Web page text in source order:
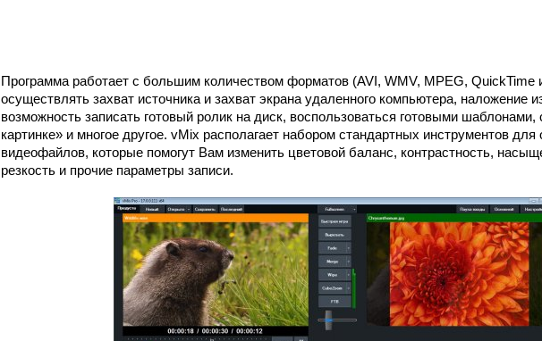
Программа работает с большим количеством форматов (AVI, WMV, MPEG, QuickTime
осуществлять захват источника и захват экрана удаленного компьютера, наложение
возможность записать готовый ролик на диск, воспользоваться готовыми шаблонами,
картинке» и многое другое. vMix располагает набором стандартных инструментов для
видеофайлов, которые помогут Вам изменить цветовой баланс, контрастность,
резкость и прочие параметры записи.